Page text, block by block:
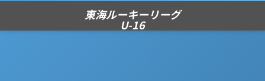
東海ルーキーリーグ
U-16